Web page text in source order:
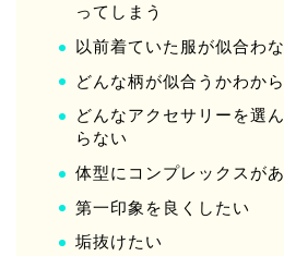
ってしまう
以前着ていた服が似合わ
どんな柄が似合うかわか
どんなアクセサリーを選
らない
体型にコンプレックスが
第一印象を良くしたい
垢抜けたい